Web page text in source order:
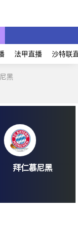
法甲直播 沙特联
黑
拜仁